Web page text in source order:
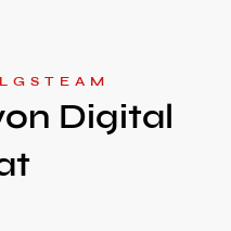
Digital